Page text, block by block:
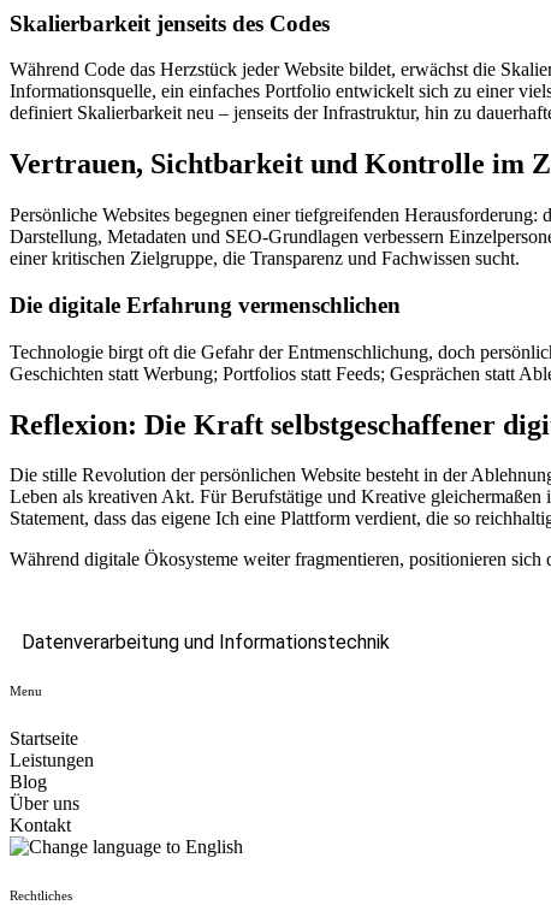
Skalierbarkeit jenseits des Codes
Während Code das Herzstück jeder Website bildet, erwächst die
Informationsquelle, ein einfaches Portfolio entwickelt sich zu einer
definiert Skalierbarkeit neu – jenseits der Infrastruktur, hin zu
Vertrauen, Sichtbarkeit und Kontrolle im
Persönliche Websites begegnen einer tiefgreifenden
Darstellung, Metadaten und SEO-Grundlagen verbessern
einer kritischen Zielgruppe, die Transparenz und Fachwissen sucht.
Die digitale Erfahrung vermenschlichen
Technologie birgt oft die Gefahr der Entmenschlichung, doch
Geschichten statt Werbung; Portfolios statt Feeds; Gesprächen statt
Reflexion: Die Kraft selbstgeschaffener
Die stille Revolution der persönlichen Website besteht in der
Leben als kreativen Akt. Für Berufstätige und Kreative
Statement, dass das eigene Ich eine Plattform verdient, die so
Während digitale Ökosysteme weiter fragmentieren, positionieren
Datenverarbeitung und Informationstechnik
Menu
Startseite
Leistungen
Blog
Über uns
Kontakt
Rechtliches